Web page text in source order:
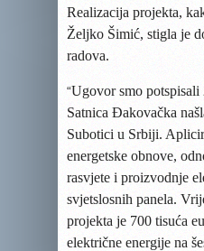
Realizacija projekta,
Željko Šimić, stigla je
radova.
“Ugovor smo potspisali
Satnica Đakovačka
Subotici u Srbiji.
energetske obnove,
rasvjete i proizvodnje
svjetslosnih panela.
projekta je 700 tisuća
električne energije na